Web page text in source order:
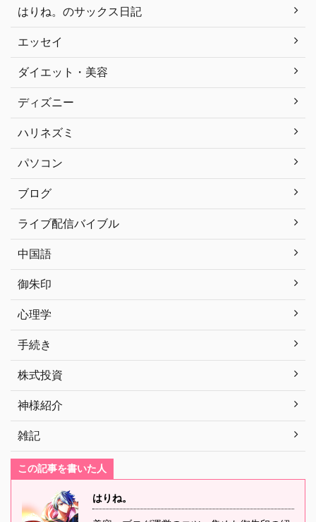
はりね。のサックス日記
エッセイ
ダイエット・美容
ディズニー
ハリネズミ
パソコン
ブログ
ライブ配信バイブル
中国語
御朱印
心理学
手続き
株式投資
神様紹介
雑記
この記事を書いた人
はりね。